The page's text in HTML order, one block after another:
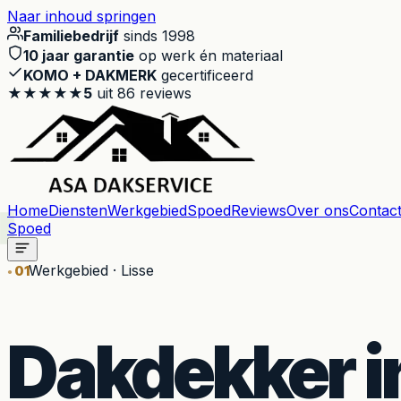
Naar inhoud springen
Familiebedrijf sinds 1998
10 jaar garantie op werk én materiaal
KOMO + DAKMERK gecertificeerd
★★★★★5 uit 86 reviews
HomeDienstenWerkgebiedSpoedReviewsOver onsContact
Spoed
01Werkgebied · Lisse
Dakdekker